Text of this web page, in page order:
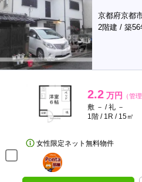
京都府京都
2階建 / 築56
2.2 万円 （管
敷 － / 礼 －
1階 / 1R / 15㎡
女性限定ネット無料物件
ポンタ
部屋